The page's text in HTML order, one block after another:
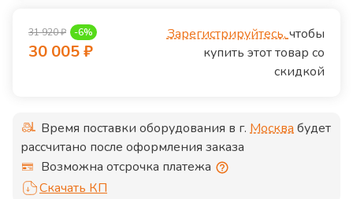
31 920₽ -6%
30 005₽
Зарегистрируйтесь,чтобы
купить этот товар со
скидкой
Время поставки оборудования в г. Москвабудет
рассчитано после оформления заказа
Возможна отсрочка платежа
Скачать КП